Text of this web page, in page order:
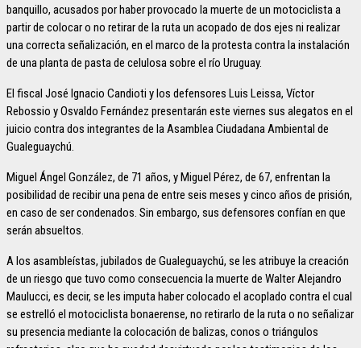
banquillo, acusados por haber provocado la muerte de un motociclista a
partir de colocar o no retirar de la ruta un acopado de dos ejes ni realizar
una correcta señalización, en el marco de la protesta contra la instalación
de una planta de pasta de celulosa sobre el río Uruguay.
El fiscal José Ignacio Candioti y los defensores Luis Leissa, Víctor
Rebossio y Osvaldo Fernández presentarán este viernes sus alegatos en el
juicio contra dos integrantes de la Asamblea Ciudadana Ambiental de
Gualeguaychú.
Miguel Ángel González, de 71 años, y Miguel Pérez, de 67, enfrentan la
posibilidad de recibir una pena de entre seis meses y cinco años de prisión,
en caso de ser condenados. Sin embargo, sus defensores confían en que
serán absueltos.
A los asambleístas, jubilados de Gualeguaychú, se les atribuye la creación
de un riesgo que tuvo como consecuencia la muerte de Walter Alejandro
Maulucci, es decir, se les imputa haber colocado el acoplado contra el cual
se estrelló el motociclista bonaerense, no retirarlo de la ruta o no señalizar
su presencia mediante la colocación de balizas, conos o triángulos